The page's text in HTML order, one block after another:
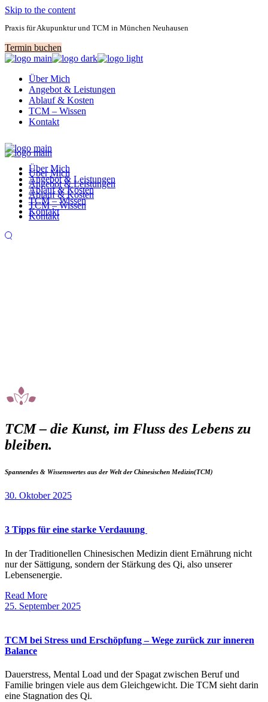
Skip to the content
Praxis für Akupunktur und TCM in München Neuhausen
Termin buchen
Über Mich
Angebot & Leistungen
Ablauf & Kosten
TCM – Wissen
Kontakt
Über Mich
Angebot & Leistungen
Ablauf & Kosten
TCM – Wissen
Kontakt
Über Mich
Angebot & Leistungen
Ablauf & Kosten
TCM – Wissen
Kontakt
TCM – die Kunst, im Fluss des Lebens zu
bleiben.
Spannendes & Wissenswertes aus der Welt der Chinesischen Medizin(TCM)
30. Oktober 2025
3 Tipps für eine starke Verdauung
In der Traditionellen Chinesischen Medizin dient Ernährung nicht
nur der Sättigung, sondern der Stärkung des Qi, also unserer
Lebensenergie.
Read More
25. September 2025
TCM bei Stress und Erschöpfung – Wege zurück zur inneren
Balance
Dauerstress, Mental Load und der Spagat zwischen Beruf und
Familie bringen viele aus dem Gleichgewicht. Die TCM sieht darin
eine Stagnation des Qi.